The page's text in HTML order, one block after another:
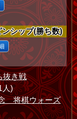
シップ(勝ち数)
抜き戦
人)
将棋ウォーズ